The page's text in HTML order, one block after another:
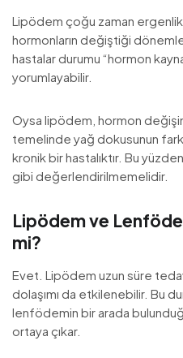
Lipödem çoğu zaman
hormonların değiştiği
hastalar durumu “hormon
yorumlayabilir.
Oysa lipödem, hormon
temelinde yağ dokusunun
kronik bir hastalıktır. Bu
gibi değerlendirilmemelidir.
Lipödem ve
mi?
Evet. Lipödem uzun süre
dolaşımı da etkilenebilir. Bu
lenfödemin bir arada
ortaya çıkar.